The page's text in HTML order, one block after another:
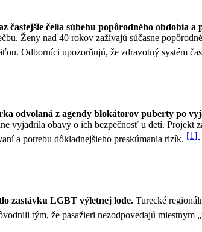
častejšie čelia súbehu popôrodného obdobia a
Ženy nad 40 rokov zažívajú súčasne
Odborníci upozorňujú, že zdravotný systém
odvolaná z agendy blokátorov puberty po
vyjadrila obavy o ich bezpečnosť u detí. Projekt
a potrebu dôkladnejšieho preskúmania rizík. [1]
zastávku LGBT výletnej lode. Turecké
tým, že pasažieri nezodpovedajú miestnym